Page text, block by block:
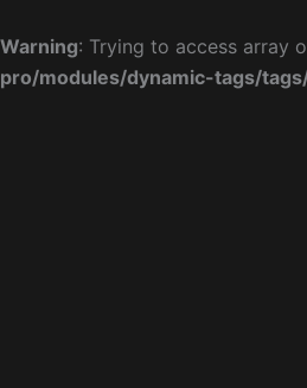
Warning: Trying to access array
pro/modules/dynamic-tags/
na
obsah